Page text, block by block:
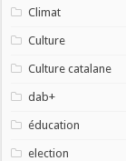
Climat
Culture
Culture catalane
dab+
éducation
election